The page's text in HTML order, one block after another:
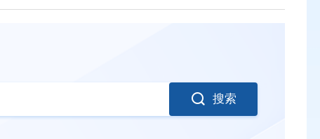
搜索